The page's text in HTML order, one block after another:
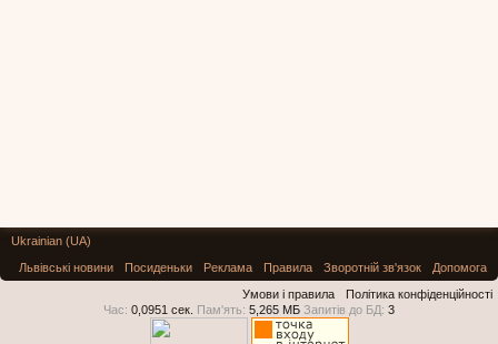
Ukrainian (UA)
Львівські новини
Посиденьки Реклама Правила Зворотній зв'язок
Допомога
Умови і правила
Політика конфіденційності
Час: 0,0951 сек. Пам'ять: 5,265 МБ Запитів до БД: 3